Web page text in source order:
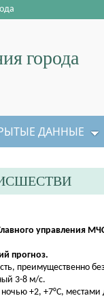
города
ДАННЫЕ
управления
прогноз.
преимущественно
3-8 м/с.
+2, +7°С,